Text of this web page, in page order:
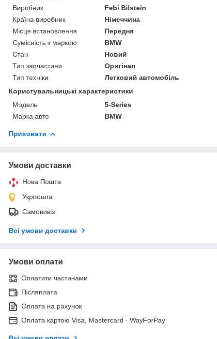
Виробник
Febi Bilstein
Країна виробник
Німеччина
Місце встановлення
Передня
Сумісність з маркою
BMW
Стан
Новий
Тип запчастини
Оригінал
Тип техніки
Легковий автомобіль
Користувальницькі характеристики
Мoдель
5-Series
Марка авто
BMW
Приховати
Умови доставки
Нова Пошта
Укрпошта
Самовивіз
Всі умови доставки
Умови оплати
Оплатити частинами
Післяплата
Оплата на рахунок
Оплата картою Visa, Mastercard - WayForPay